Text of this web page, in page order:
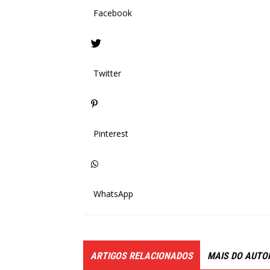
Facebook
Twitter
Pinterest
WhatsApp
ARTIGOS RELACIONADOS MAIS DO